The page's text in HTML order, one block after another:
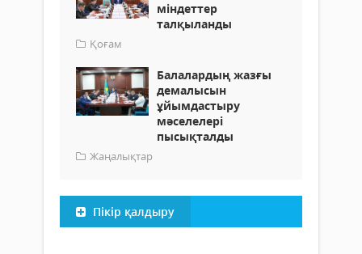
міндеттер
талқыланды
Қоғам
Балалардың жазғы
демалысын
ұйымдастыру
мәселелері
пысықталды
Жаңалықтар
Пікір қалдыру